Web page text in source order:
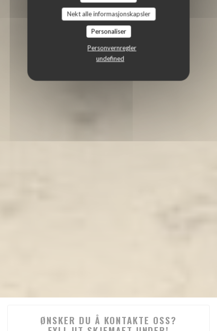
Nekt alle informasjonskapsler
Personaliser
Personvernregler
undefined
ØNSKER DU Å KONTAKTE OSS?